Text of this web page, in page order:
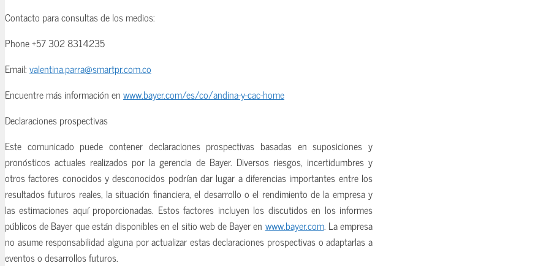
Contacto para consultas de los medios:
Phone +57 302 8314235
Email:valentina.parra@smartpr.com.co
Encuentre más información enwww.bayer.com/es/co/andina-y-cac-home
Declaraciones prospectivas
Este comunicado puede contener declaraciones prospectivas basadas en suposiciones y
pronósticos actuales realizados por la gerencia de Bayer. Diversos riesgos, incertidumbres y
otros factores conocidos y desconocidos podrían dar lugar a diferencias importantes entre los
resultados futuros reales, la situación financiera, el desarrollo o el rendimiento de la empresa y
las estimaciones aquí proporcionadas. Estos factores incluyen los discutidos en los informes
públicos de Bayer que están disponibles en el sitio web de Bayer en www.bayer.com. La empresa
no asume responsabilidad alguna por actualizar estas declaraciones prospectivas o adaptarlas a
eventos o desarrollos futuros.